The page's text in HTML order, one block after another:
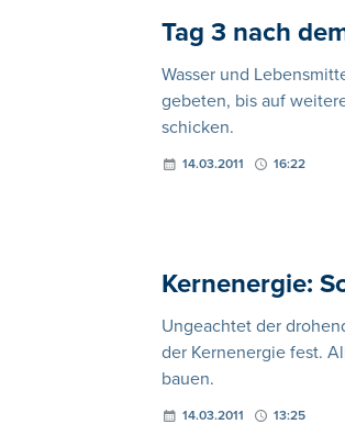
Tag 3 nach
Wasser und
gebeten, bis auf
schicken.
14.03.2011 16:22
Kernenergie:
Ungeachtet der
der Kernenergie fest.
bauen.
14.03.2011 13:25